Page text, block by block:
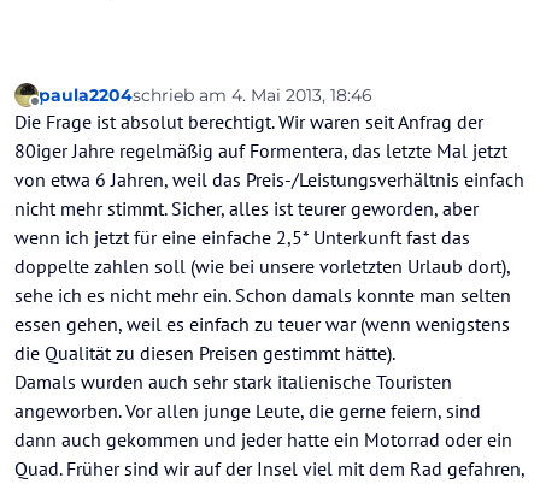
Offline
paula2204schrieb am 4. Mai 2013, 18:46
zuletzt editiert von
Die Frage ist absolut berechtigt. Wir waren seit Anfrag der
80iger Jahre regelmäßig auf Formentera, das letzte Mal jetzt
von etwa 6 Jahren, weil das Preis-/Leistungsverhältnis einfach
nicht mehr stimmt. Sicher, alles ist teurer geworden, aber
wenn ich jetzt für eine einfache 2,5* Unterkunft fast das
doppelte zahlen soll (wie bei unsere vorletzten Urlaub dort),
sehe ich es nicht mehr ein. Schon damals konnte man selten
essen gehen, weil es einfach zu teuer war (wenn wenigstens
die Qualität zu diesen Preisen gestimmt hätte).
Damals wurden auch sehr stark italienische Touristen
angeworben. Vor allen junge Leute, die gerne feiern, sind
dann auch gekommen und jeder hatte ein Motorrad oder ein
Quad. Früher sind wir auf der Insel viel mit dem Rad gefahren,